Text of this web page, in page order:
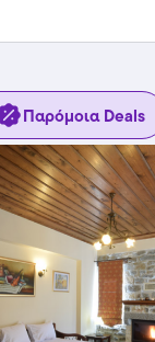
Παρόμοια Deals